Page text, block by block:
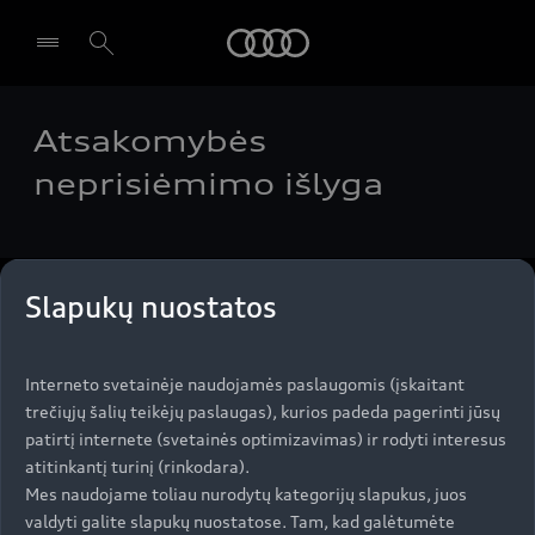
Pasirinkti atstovybę
Atsakomybės
neprisiėmimo išlyga
Visi modeliai
e-tron
Įsigyti Audi
Audi servisas
Slapukų nuostatos
Interneto svetainėje naudojamės paslaugomis (įskaitant
trečiųjų šalių teikėjų paslaugas), kurios padeda pagerinti jūsų
patirtį internete (svetainės optimizavimas) ir rodyti interesus
atitinkantį turinį (rinkodara).
Mes naudojame toliau nurodytų kategorijų slapukus, juos
valdyti galite slapukų nuostatose. Tam, kad galėtumėte